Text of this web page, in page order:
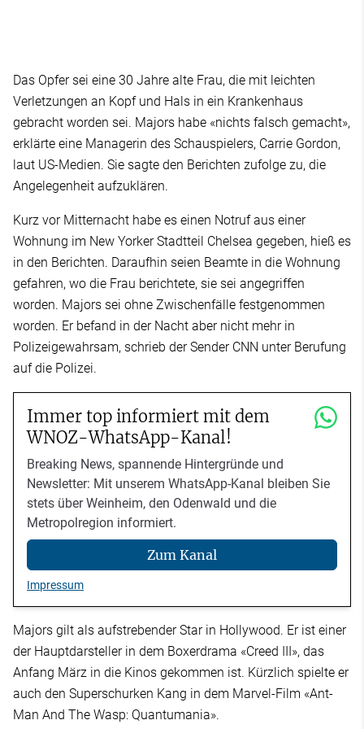
Das Opfer sei eine 30 Jahre alte Frau, die mit leichten
Verletzungen an Kopf und Hals in ein Krankenhaus
gebracht worden sei. Majors habe «nichts falsch gemacht»,
erklärte eine Managerin des Schauspielers, Carrie Gordon,
laut US-Medien. Sie sagte den Berichten zufolge zu, die
Angelegenheit aufzuklären.
Kurz vor Mitternacht habe es einen Notruf aus einer
Wohnung im New Yorker Stadtteil Chelsea gegeben, hieß es
in den Berichten. Daraufhin seien Beamte in die Wohnung
gefahren, wo die Frau berichtete, sie sei angegriffen
worden. Majors sei ohne Zwischenfälle festgenommen
worden. Er befand in der Nacht aber nicht mehr in
Polizeigewahrsam, schrieb der Sender CNN unter Berufung
auf die Polizei.
Immer top informiert mit dem
WNOZ-WhatsApp-Kanal!
Breaking News, spannende Hintergründe und
Newsletter: Mit unserem WhatsApp-Kanal bleiben Sie
stets über Weinheim, den Odenwald und die
Metropolregion informiert.
Zum Kanal
Impressum
Majors gilt als aufstrebender Star in Hollywood. Er ist einer
der Hauptdarsteller in dem Boxerdrama «Creed III», das
Anfang März in die Kinos gekommen ist. Kürzlich spielte er
auch den Superschurken Kang in dem Marvel-Film «Ant-
Man And The Wasp: Quantumania».